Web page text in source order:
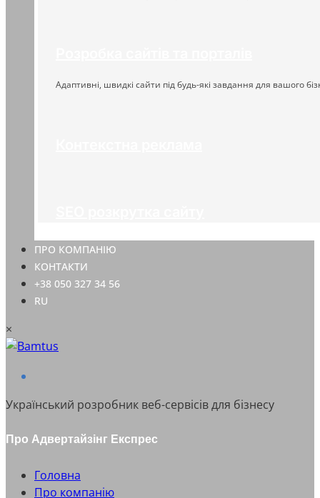
Адаптивні, швидкі сайти під будь-які завдання для вашого
ПРО КОМПАНІЮ
КОНТАКТИ
+38 050 327 34 56
RU
×
Український розробник веб-сервісів для бізнесу
Про Адвертайзінг Експрес
Головна
Про компанію